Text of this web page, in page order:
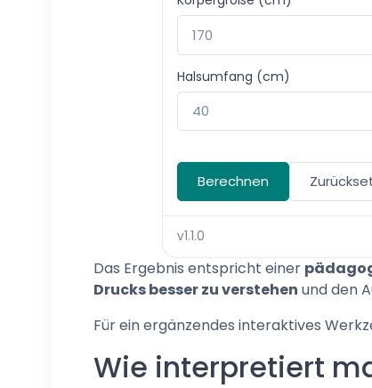
Halsumfang (cm)
Berechnen
v1.1.0
Das Ergebnis entspricht einer
Drucks besser zu verstehen und den
Für ein ergänzendes interaktives
Wie interpretiert